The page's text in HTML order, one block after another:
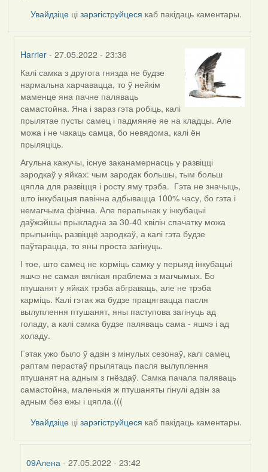
Увайдзіце цізарэгіструйцеся каб пакідаць каментары.
Harrier - 27.05.2022 - 23:36
In
reply
to
by
09Алена
Калі самка з другога гнязда не будзе
нармальна харчавацца, то ў нейкім
маменце яна пачне паляваць
самастойна. Яна і зараз гэта робіць, калі
прылятае пусты самец і падмяняе яе на кладцы. Але
можа і не чакаць самца, бо невядома, калі ён
прыляціць.
Агульна кажучы, існуе заканамернасць у развіцці
зародкаў у яйках: чым зародак большы, тым больш
цяпла для развіцця і росту яму трэба. Гэта не значыць,
што інкубацыя павінна адбывацца 100% часу, бо гэта і
немагчыма фізічна. Але перапынак у інкубацыі
даўжэйшы прыкладна за 30-40 хвілін спачатку можа
прыпыніць развіццё зародкаў, а калі гэта будзе
паўтарацца, то яны проста загінуць.
І тое, што самец не корміць самку у перыяд інкубацыі
яшчэ не самая вялікая праблема з магчымых. Бо
птушанят у яйках трэба абграваць, але не трэба
карміць. Калі гэтак жа будзе працягвацца пасля
вылуплення птушанят, яны паступова загінуць ад
голаду, а калі самка будзе паляваць сама - яшчэ і ад
холаду.
Гэтак ужо было ў адзін з мінулых сезонаў, калі самец
раптам перастаў прылятаць пасля вылуплення
птушанят на адным з гнёздаў. Самка пачала паляваць
самастойна, маленькія ж птушаняты гінулі адзін за
адным без ежы і цяпла.(((
Увайдзіце цізарэгіструйцеся каб пакідаць каментары.
09Алена - 27.05.2022 - 23:42